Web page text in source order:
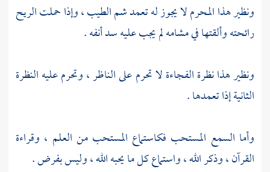
ونظير هذا المحرم لا يجوز له تعمد شم الطيب ، وإذا حملت الريح
رائحته وألقتها في مشامه لم يجب عليه سد أنفه .
ونظير هذا نظرة الفجاءة لا تحرم على الناظر ، وتحرم عليه النظرة
الثانية إذا تعمدها .
وأما السمع المستحب فكاستماع المستحب من العلم ، وقراءة
القرآن ، وذكر الله ، واستماع كل ما يحبه الله ، وليس بفرض .